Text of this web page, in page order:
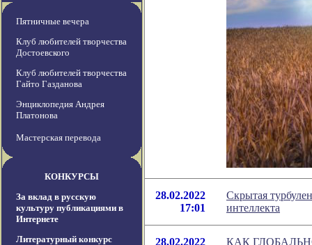
Пятничные вечера
Клуб любителей творчества
Достоевского
Клуб любителей творчества
Гайто Газданова
Энциклопедия Андрея
Платонова
Мастерская перевода
КОНКУРСЫ
За вклад в русскую
культуру публикациями в
Интернете
Литературный конкурс
28.02.2022
17:01
Скрытая
интеллекта
28.02.2022 КАК